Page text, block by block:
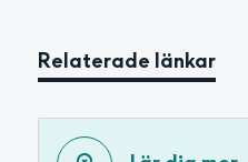
Relaterade länkar